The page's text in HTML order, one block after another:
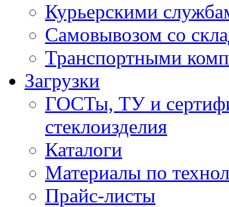
Курьерскими
Самовывозом со
Транспортными
Загрузки
ГОСТы, ТУ и
стеклоизделия
Каталоги
Материалы по
Прайс-листы